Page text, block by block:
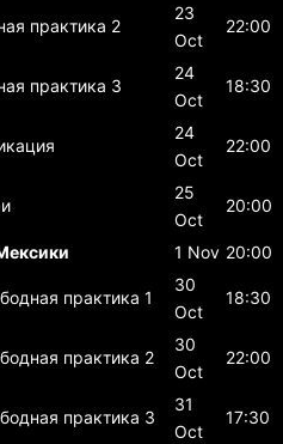
практика 2
23
Oct
22:00
практика 3
24
Oct
18:30
24
Oct
22:00
25
Oct
20:00
1 Nov 20:00
практика 1
30
Oct
18:30
практика 2
30
Oct
22:00
практика 3
31
Oct
17:30